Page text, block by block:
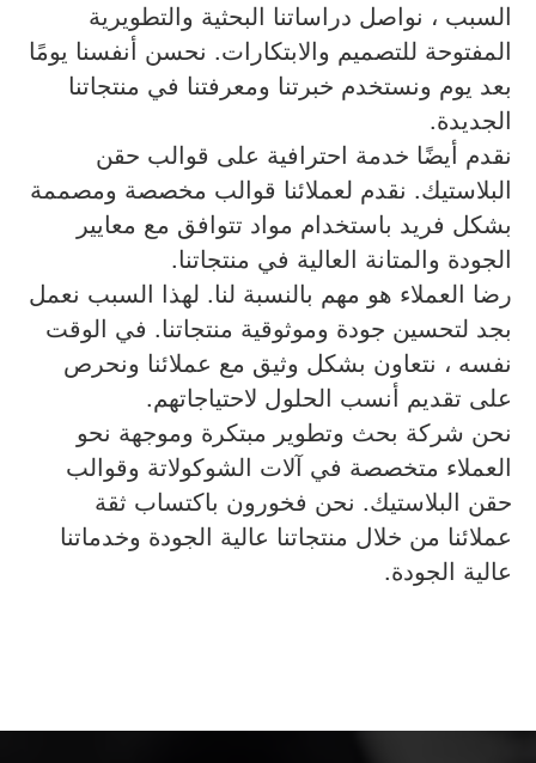
السبب ، نواصل دراساتنا البحثية والتطويرية
المفتوحة للتصميم والابتكارات. نحسن أنفسنا يومًا
بعد يوم ونستخدم خبرتنا ومعرفتنا في منتجاتنا
الجديدة.
نقدم أيضًا خدمة احترافية على قوالب حقن
البلاستيك. نقدم لعملائنا قوالب مخصصة ومصممة
بشكل فريد باستخدام مواد تتوافق مع معايير
الجودة والمتانة العالية في منتجاتنا.
رضا العملاء هو مهم بالنسبة لنا. لهذا السبب نعمل
بجد لتحسين جودة وموثوقية منتجاتنا. في الوقت
نفسه ، نتعاون بشكل وثيق مع عملائنا ونحرص
على تقديم أنسب الحلول لاحتياجاتهم.
نحن شركة بحث وتطوير مبتكرة وموجهة نحو
العملاء متخصصة في آلات الشوكولاتة وقوالب
حقن البلاستيك. نحن فخورون باكتساب ثقة
عملائنا من خلال منتجاتنا عالية الجودة وخدماتنا
عالية الجودة.